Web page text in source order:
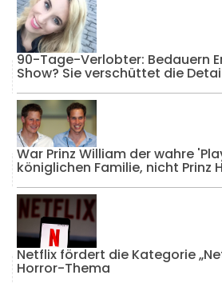
90-Tage-Verlobter: Bedauern
Show? Sie verschüttet die
War Prinz William der wahre
königlichen Familie, nicht Prinz
Netflix fördert die Kategorie
Horror-Thema